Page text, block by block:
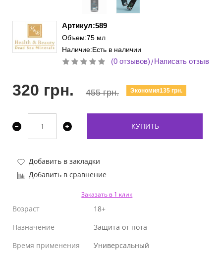
Артикул:589
Объем:75 мл
Наличие:Есть в наличии
(0 отзывов)/Написать отзыв
320 грн. 455 грн. Экономия135 грн.
КУПИТЬ
Добавить в закладки
Добавить в сравнение
Заказать в 1 клик
Возраст
18+
Назначение
Защита от пота
Время применения
Универсальный